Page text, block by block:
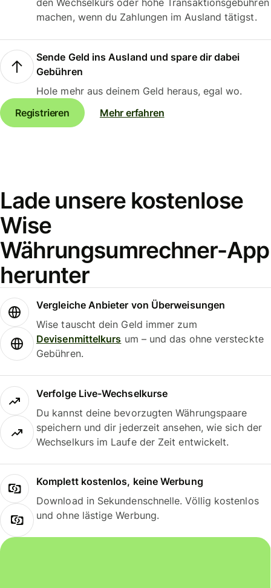
den Wechselkurs oder hohe Transaktionsgebühren
machen, wenn du Zahlungen im Ausland tätigst.
Sende Geld ins Ausland und spare dir dabei
Gebühren
Hole mehr aus deinem Geld heraus, egal wo.
Registrieren
Mehr erfahren
Lade unsere kostenlose
Wise
Währungsumrechner-App
herunter
Vergleiche Anbieter von Überweisungen
Wise tauscht dein Geld immer zum
Devisenmittelkurs um – und das ohne versteckte
Gebühren.
Verfolge Live-Wechselkurse
Du kannst deine bevorzugten Währungspaare
speichern und dir jederzeit ansehen, wie sich der
Wechselkurs im Laufe der Zeit entwickelt.
Komplett kostenlos, keine Werbung
Download in Sekundenschnelle. Völlig kostenlos
und ohne lästige Werbung.